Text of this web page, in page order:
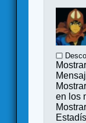
Mostrar
en los
Mostrar